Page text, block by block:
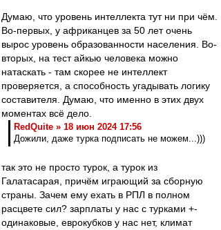
Думаю, что уровень интеллекта тут ни при чём.
Во-первых, у африканцев за 50 лет очень
вырос уровень образованности населения. Во-
вторых, на тест айкью человека можно
натаскать - там скорее не интеллект
проверяется, а способность угадывать логику
составителя. Думаю, что именно в этих двух
моментах всё дело.
RedQuite » 18 июн 2024 17:56
Дожили, даже турка подписать не можем...)))
так это не просто турок, а турок из
Галатасарая, причём играющий за сборную
страны. Зачем ему ехать в РПЛ в полном
расцвете сил? зарплаты у нас с турками +-
одинаковые, еврокубков у нас нет, климат